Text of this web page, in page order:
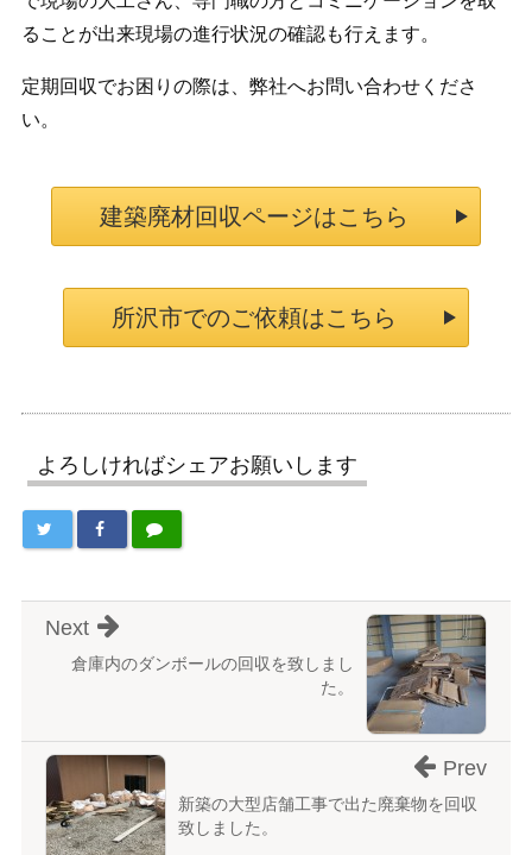
ることが出来現場の進行状況の確認も行えます。
定期回収でお困りの際は、弊社へお問い合わせくださ
い。
建築廃材回収ページはこちら
所沢市でのご依頼はこちら
よろしければシェアお願いします
倉庫内のダンボールの回収を致しまし
た。
Next
新築の大型店舗工事で出た廃棄物を回収
致しました。
Prev